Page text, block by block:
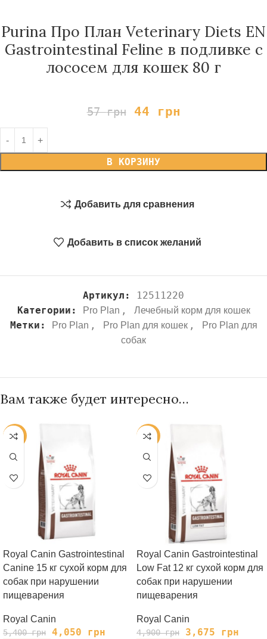
Purina Про План Veterinary Diets EN
Gastrointestinal Feline в подливке с
лососем для кошек 80 г
57грн 44 грн
В КОРЗИНУ
Добавить для сравнения
Добавить в список желаний
Артикул:
12511220
Категории:
Pro Plan , Лечебный корм для кошек
Метки: Pro Plan , Pro Plan для кошек ,
Pro Plan для
собак
Вам также будет интересно…
-25%
Royal Canin Gastrointestinal
Canine 15 кг сухой корм для
собак при нарушении
пищеварения
Royal Canin
5,400грн 4,050 грн
-25%
Royal Canin Gastrointestinal
Low Fat 12 кг сухой корм для
собак при нарушении
пищеварения
Royal Canin
4,900грн 3,675 грн